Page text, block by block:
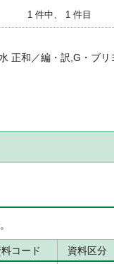
1 件中、 1 件目
正和／編・訳,G・ブ
コード 資料区分